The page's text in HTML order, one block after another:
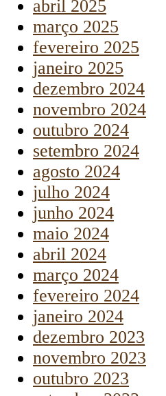
abril 2025
março 2025
fevereiro 2025
janeiro 2025
dezembro 2024
novembro 2024
outubro 2024
setembro 2024
agosto 2024
julho 2024
junho 2024
maio 2024
abril 2024
março 2024
fevereiro 2024
janeiro 2024
dezembro 2023
novembro 2023
outubro 2023